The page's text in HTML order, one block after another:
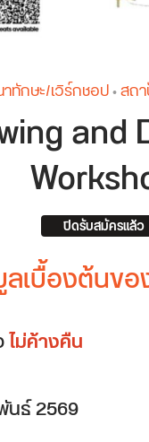
ทักษะ/เวิร์กชอป•สถ
ปิดรับสมัครแล้ว
เบื้องต้นข
ไม่ค้างคืน
ธ์ 2569